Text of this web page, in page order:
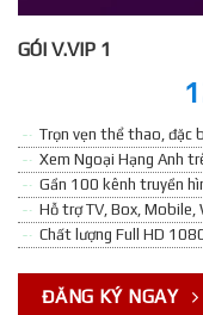
GÓI V.VIP 1
Trọn vẹn thể thao, đặc
Xem Ngoại Hạng Anh
Gần 100 kênh truyền
Hỗ trợ TV, Box, Mobile,
Chất lượng Full HD
ĐĂNG KÝ NGAY